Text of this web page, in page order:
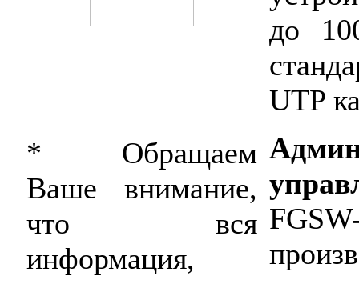
* Обращаем
Ваше внимание,
что вся
информация,
до
UTP